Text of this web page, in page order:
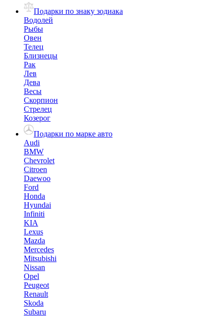
Подарки по знаку зодиака
Водолей
Рыбы
Овен
Телец
Близнецы
Рак
Лев
Дева
Весы
Скорпион
Стрелец
Козерог
Подарки по марке авто
Audi
BMW
Chevrolet
Citroen
Daewoo
Ford
Honda
Hyundai
Infiniti
KIA
Lexus
Mazda
Mercedes
Mitsubishi
Nissan
Opel
Peugeot
Renault
Skoda
Subaru